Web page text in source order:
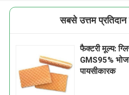
सबसे उत्तम प्रतिदान
फैक्टरी मूल्य:
GMS95%
पायसीकारक